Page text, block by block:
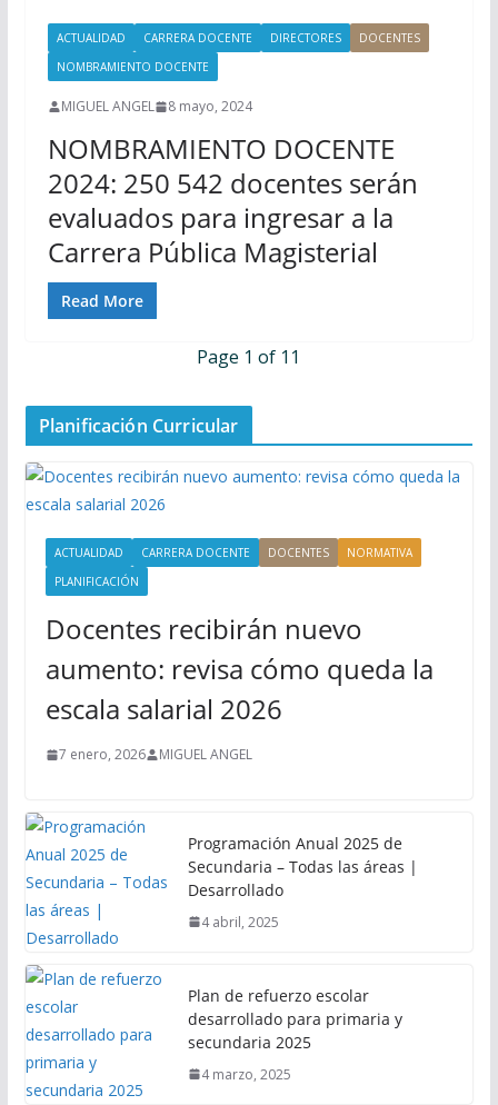
ACTUALIDAD CARRERA DOCENTE DIRECTORES
DOCENTES
NOMBRAMIENTO DOCENTE
MIGUEL ANGEL 8 mayo, 2024
NOMBRAMIENTO DOCENTE
2024: 250 542 docentes serán
evaluados para ingresar a la
Carrera Pública Magisterial
Read More
Page 1 of 1 1
Planificación Curricular
ACTUALIDAD CARRERA DOCENTE DOCENTES
NORMATIVA
PLANIFICACIÓN
Docentes recibirán nuevo
aumento: revisa cómo queda la
escala salarial 2026
7 enero, 2026 MIGUEL ANGEL
Programación Anual 2025 de
Secundaria – Todas las áreas |
Desarrollado
4 abril, 2025
Plan de refuerzo escolar
desarrollado para primaria y
secundaria 2025
4 marzo, 2025